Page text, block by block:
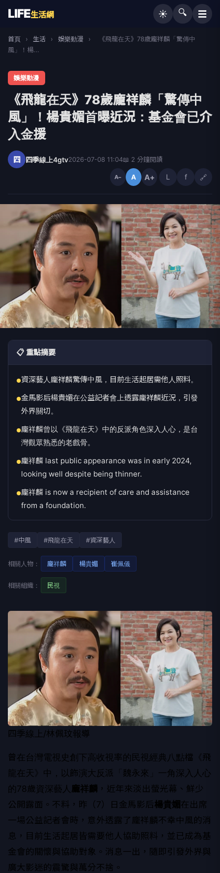
LIFE生活網 ☀️ 🔍 ☰
首頁 › 生活 › 娛樂動漫 ›
《飛龍在天》78歲龐祥麟「驚傳中
風」！楊...
娛樂動漫
《飛龍在天》78歲龐祥麟「驚傳中
風」！楊貴媚首曝近況：基金會已介
入金援
四 四季線上4gtv2026-07-08 11:04📖 2 分鐘閱讀
A− A A+ L f 🔗
📋 重點摘要
●資深藝人龐祥麟驚傳中風，目前生活起居需他人照料。
●金馬影后楊貴媚在公益記者會上透露龐祥麟近況，引發
外界關切。
●龐祥麟曾以《飛龍在天》中的反派角色深入人心，是台
灣觀眾熟悉的老戲骨。
●龐祥麟 last public appearance was in early 2024,
looking well despite being thinner.
●龐祥麟 is now a recipient of care and assistance
from a foundation.
#中風 #飛龍在天 #資深藝人
相關人物： 龐祥麟 楊貴媚 崔佩儀
相關組織： 民視
四季線上/林佩玟報導
曾在台灣電視史創下高收視率的民視經典八點檔《飛
龍在天》中，以飾演大反派「魏永來」一角深入人心
的78歲資深藝人 龐祥麟 ，近年來淡出螢光幕、鮮少
公開露面。不料，昨（7）日金馬影后楊貴媚在出席
一場公益記者會時，意外透露了龐祥麟不幸中風的消
息，目前生活起居皆需要他人協助照料，並已成為基
金會的關懷與協助對象。消息一出，隨即引發外界與
廣大影迷的震驚與萬分不捨。